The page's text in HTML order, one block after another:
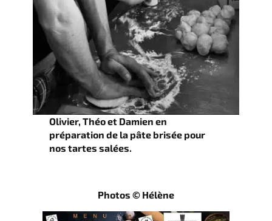
Olivier, Théo et Damien en
préparation de la pâte brisée pour
nos tartes salées.
Photos © Hélène